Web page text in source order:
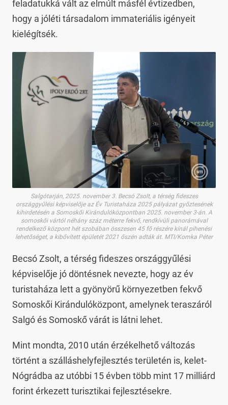
feladatukká vált az elmúlt másfél évtizedben,
hogy a jóléti társadalom immateriális igényeit
kielégítsék.
Salgótarján, 2025. november 3. Becsó Zsolt, a térség fideszes
országgyűlési képviselője az Év Turistaháza 2025 pályázat győztesének
kihirdetésén a Somoskői Kirándulóközpontban 2025. november 3-án. A
somoskői vártól néhány száz méterre fekvő, rendkívüli panorámával
rendelkező központ hét szobában összesen 45 fő részére kínál pihenési
lehetőséget, a kibővített épületét 2021 őszén adták át. MTI/Komka Péter
Becsó Zsolt, a térség fideszes országgyűlési
képviselője jó döntésnek nevezte, hogy az év
turistaháza lett a gyönyörű környezetben fekvő
Somoskői Kirándulóközpont, amelynek teraszáról
Salgó és Somoskő várát is látni lehet.
Mint mondta, 2010 után érzékelhető változás
történt a szálláshelyfejlesztés területén is, kelet-
Nógrádba az utóbbi 15 évben több mint 17 milliárd
forint érkezett turisztikai fejlesztésekre.